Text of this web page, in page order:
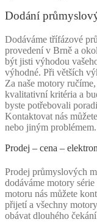
Dodání
Dodáváme třífázové
provedení v Brně a
být jisti výhodou
výhodné. Při větších
Za naše motory
kvalitativní kritéria a
byste potřebovali
Kontaktovat nás
nebo jiným problémem.
Prodej – cena –
Prodej průmyslových
dodáváme motory
motoru nás můžete
přijetí a všechny
obávat dlouhého